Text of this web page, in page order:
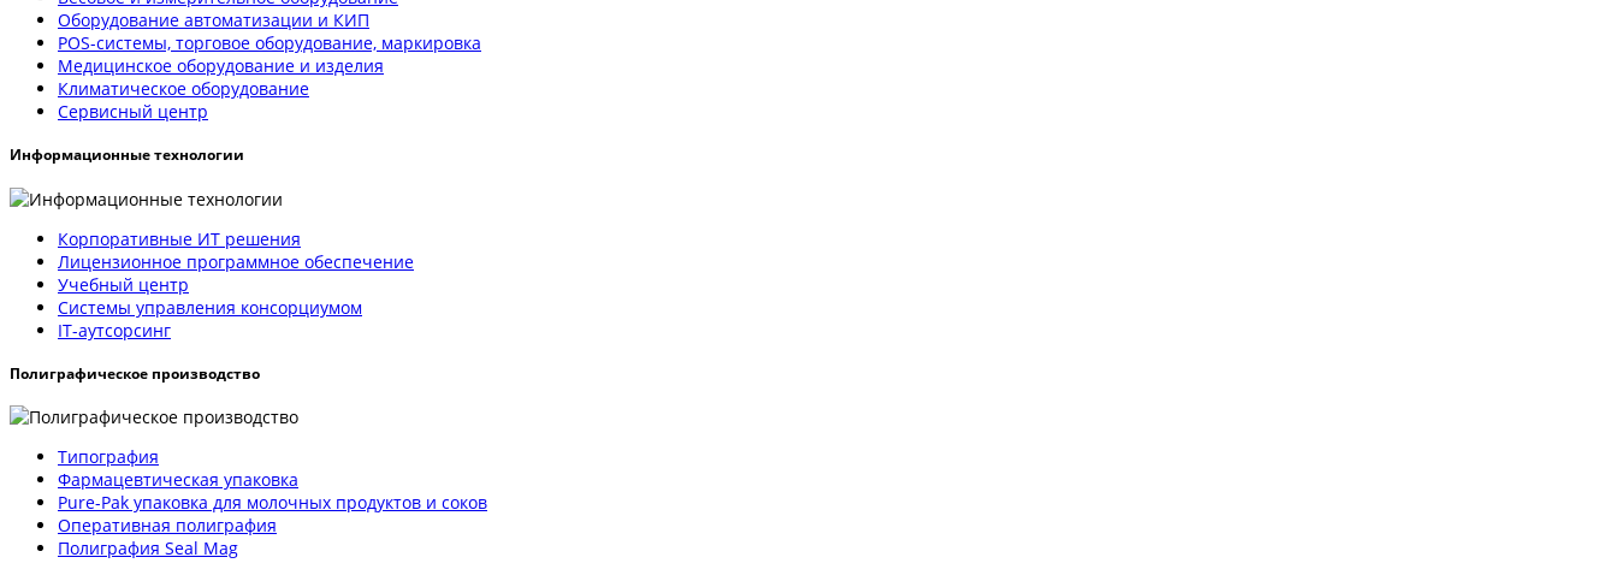
Оборудование автоматизации и КИП
POS-системы, торговое оборудование, маркировка
Медицинское оборудование и изделия
Климатическое оборудование
Сервисный центр
Информационные технологии
Корпоративные ИТ решения
Лицензионное программное обеспечение
Учебный центр
Системы управления консорциумом
IT-аутсорсинг
Полиграфическое производство
Типография
Фармацевтическая упаковка
Pure-Pak упаковка для молочных продуктов и соков
Оперативная полиграфия
Полиграфия Seal Mag